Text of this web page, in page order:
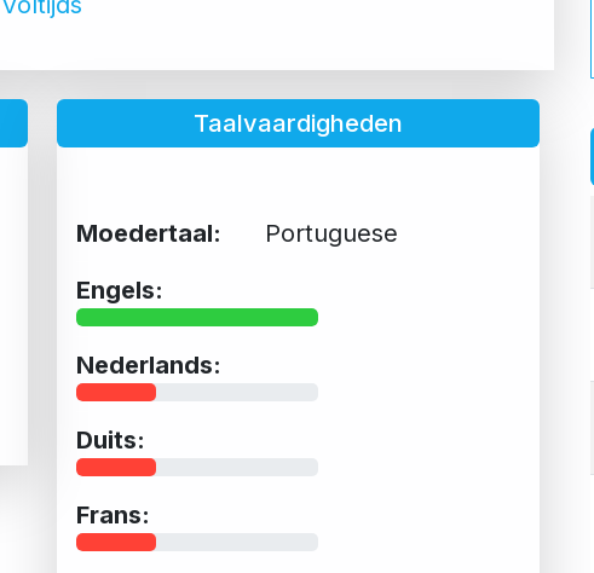
Taalvaardigheden
Moedertaal:
Portuguese
Engels:
Nederlands:
Duits:
Frans: